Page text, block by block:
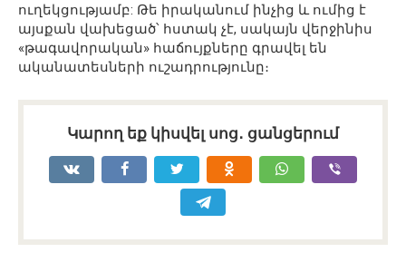
ուղեկցությամբ: Թե իրականում ինչից և ումից է
այսքան վախեցած՝ հստակ չէ, սակայն վերջինիս
«թագավորական» հաճույքները գրավել են
ականատեսների ուշադրությունը։
Կարող եք կիսվել սոց․ ցանցերում